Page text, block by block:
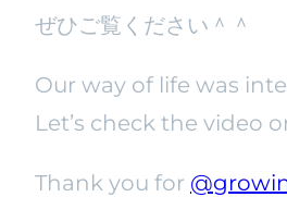
ぜひご覧ください＾＾
Our way of life was
Let’s check the video
Thank you for